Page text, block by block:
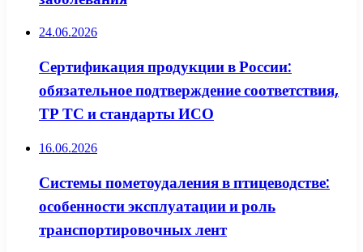
24.06.2026
Сертификация продукции в России:
обязательное подтверждение соответствия,
ТР ТС и стандарты ИСО
16.06.2026
Системы пометоудаления в птицеводстве:
особенности эксплуатации и роль
транспортировочных лент